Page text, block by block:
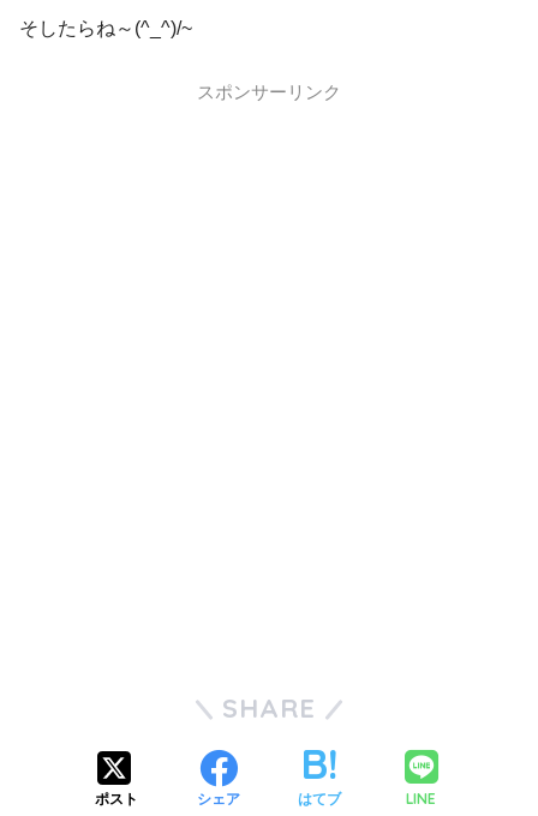
そしたらね～(^_^)/~
スポンサーリンク
SHARE
ポスト シェア はてブ LINE